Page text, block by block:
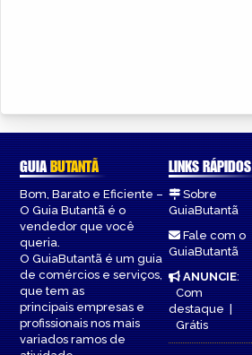
GUIABUTANTÃ
Bom, Barato e Eficiente –
O Guia Butantã é o
vendedor que você
queria.
O GuiaButantã é um guia
de comércios e serviços,
que tem as
principais empresas e
profissionais nos mais
variados ramos de
LINKS RÁPIDOS
Sobre
GuiaButantã
Fale com o
GuiaButantã
ANUNCIE:
Com
destaque|
Grátis